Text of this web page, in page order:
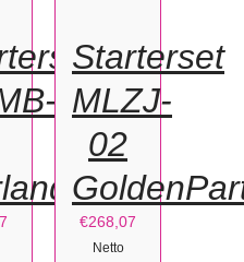
DETAILS
Starterset
MLZJ-
02
€268,07
Netto